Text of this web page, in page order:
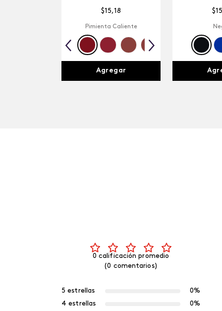
$15,18
Pimienta Caliente
Agregar
$15
0 calificación promedio
(0 comentarios)
5 estrellas
0%
4 estrellas
0%